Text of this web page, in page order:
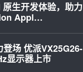
生开发体验，助力
Appl…
登场 优派VX25G26-
显示器上市